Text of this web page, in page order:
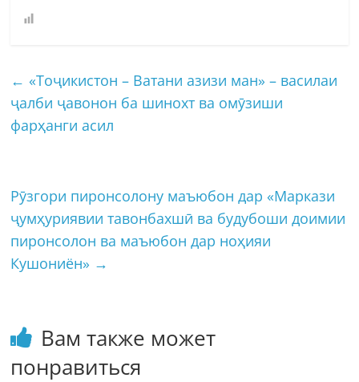
← «Тоҷикистон – Ватани азизи ман» – василаи
ҷалби ҷавонон ба шинохт ва омӯзиши
фарҳанги асил
Рӯзгори пиронсолону маъюбон дар «Маркази
ҷумҳуриявии тавонбахшӣ ва будубоши доимии
пиронсолон ва маъюбон дар ноҳияи
Кушониён» →
Вам также может
понравиться